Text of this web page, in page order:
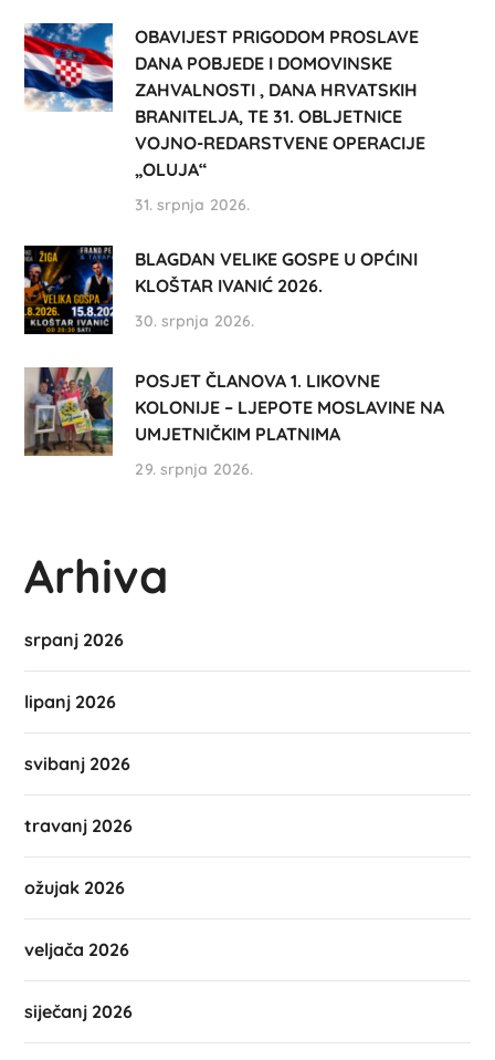
OBAVIJEST PRIGODOM PROSLAVE
DANA POBJEDE I DOMOVINSKE
ZAHVALNOSTI , DANA HRVATSKIH
BRANITELJA, TE 31. OBLJETNICE
VOJNO-REDARSTVENE OPERACIJE
„OLUJA“
31. srpnja 2026.
BLAGDAN VELIKE GOSPE U OPĆINI
KLOŠTAR IVANIĆ 2026.
30. srpnja 2026.
POSJET ČLANOVA 1. LIKOVNE
KOLONIJE – LJEPOTE MOSLAVINE NA
UMJETNIČKIM PLATNIMA
29. srpnja 2026.
Arhiva
srpanj 2026
lipanj 2026
svibanj 2026
travanj 2026
ožujak 2026
veljača 2026
siječanj 2026